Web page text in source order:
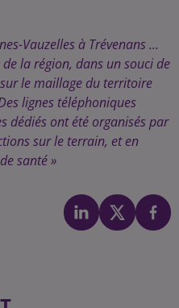
Vauzelles à Trévenans …
la région, dans un souci de
le maillage du territoire
lignes téléphoniques
dédiés ont été organisés par
sur le terrain, et en
santé »